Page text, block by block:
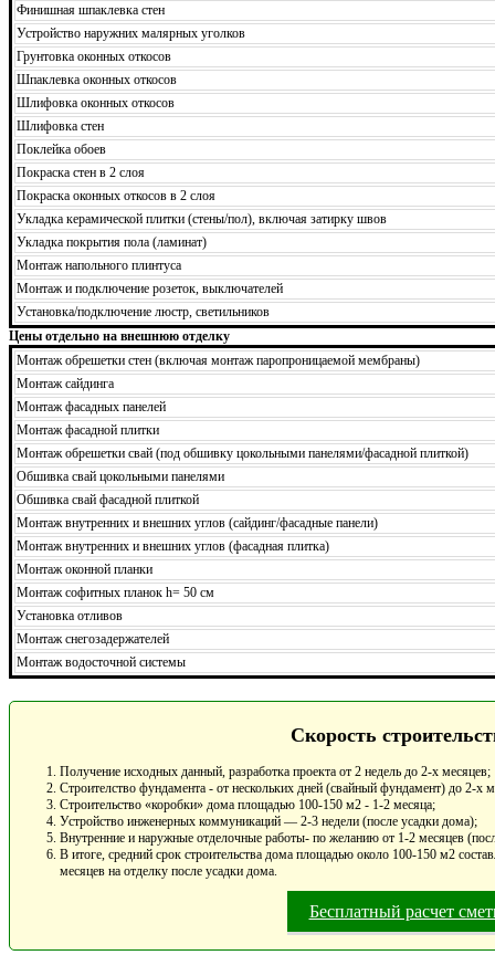
Финишная шпаклевка стен
Устройство наружних малярных уголков
Грунтовка оконных откосов
Шпаклевка оконных откосов
Шлифовка оконных откосов
Шлифовка стен
Поклейка обоев
Покраска стен в 2 слоя
Покраска оконных откосов в 2 слоя
Укладка керамической плитки (стены/пол), включая затирку швов
Укладка покрытия пола (ламинат)
Монтаж напольного плинтуса
Монтаж и подключение розеток, выключателей
Установка/подключение люстр, светильников
Цены отдельно на внешнюю отделку
Монтаж обрешетки стен (включая монтаж паропроницаемой мембраны)
Монтаж сайдинга
Монтаж фасадных панелей
Монтаж фасадной плитки
Монтаж обрешетки свай (под обшивку цокольными панелями/фасадной плиткой)
Обшивка свай цокольными панелями
Обшивка свай фасадной плиткой
Монтаж внутренних и внешних углов (сайдинг/фасадные панели)
Монтаж внутренних и внешних углов (фасадная плитка)
Монтаж оконной планки
Монтаж софитных планок h= 50 см
Установка отливов
Монтаж снегозадержателей
Монтаж водосточной системы
Скорость
Получение исходных данный, разработка проекта от 2 недель до 2-х месяцев;
Строителство фундамента - от нескольких дней (свайный фундамент) до 2-х
Строительство «коробки» дома площадью 100-150 м2 - 1-2 месяца;
Устройство инженерных коммуникаций — 2-3 недели (после усадки дома);
Внутренние и наружные отделочные работы- по желанию от 1-2 месяцев
В итоге, средний срок строительства дома площадью около 100-150 м2
месяцев на отделку после усадки дома.
Бесплатный расчет